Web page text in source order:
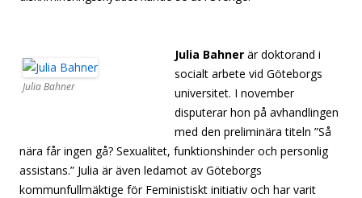
Julia Bahner
Julia Bahner är doktorand i
socialt arbete vid Göteborgs
universitet. I november
disputerar hon på avhandlingen
med den preliminära titeln ”Så
nära får ingen gå? Sexualitet, funktionshinder och personlig
assistans.” Julia är även ledamot av Göteborgs
kommunfullmäktige för Feministiskt initiativ och har varit